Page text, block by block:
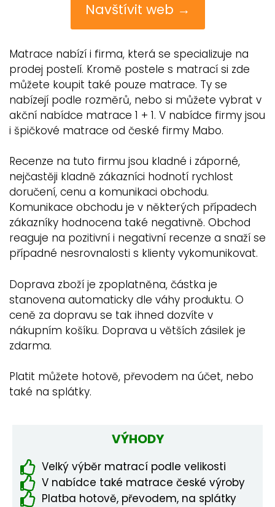
Navštívit web →
Matrace nabízí i firma, která se specializuje na
prodej postelí. Kromě postele s matrací si zde
můžete koupit také pouze matrace. Ty se
nabízejí podle rozměrů, nebo si můžete vybrat v
akční nabídce matrace 1 + 1. V nabídce firmy jsou
i špičkové matrace od české firmy Mabo.
Recenze na tuto firmu jsou kladné i záporné,
nejčastěji kladně zákazníci hodnotí rychlost
doručení, cenu a komunikaci obchodu.
Komunikace obchodu je v některých případech
zákazníky hodnocena také negativně. Obchod
reaguje na pozitivní i negativní recenze a snaží se
případné nesrovnalosti s klienty vykomunikovat.
Doprava zboží je zpoplatněna, částka je
stanovena automaticky dle váhy produktu. O
ceně za dopravu se tak ihned dozvíte v
nákupním košíku. Doprava u větších zásilek je
zdarma.
Platit můžete hotově, převodem na účet, nebo
také na splátky.
VÝHODY
Velký výběr matrací podle velikosti
V nabídce také matrace české výroby
Platba hotově, převodem, na splátky